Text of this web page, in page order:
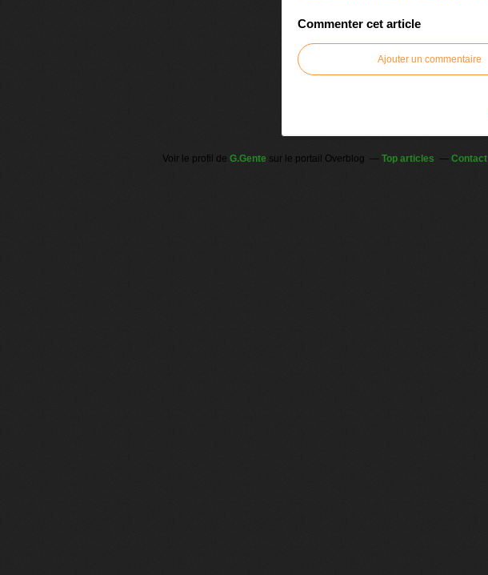
Commenter cet article
Ajouter un commentaire
Voir le profil de G.Gente sur le portail Overblog Top articles Contact